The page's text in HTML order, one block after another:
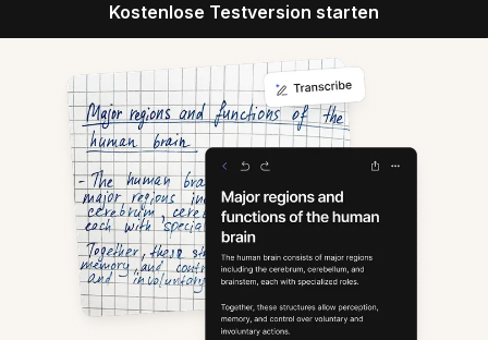
Kostenlose Testversion starten